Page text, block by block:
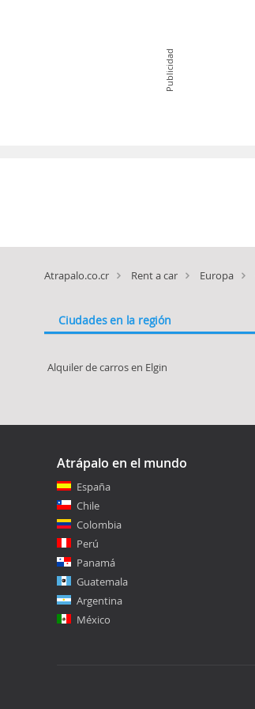
Publicidad
Atrapalo.co.cr Rent a car Europa
Ciudades en la región
Alquiler de carros en Elgin
Atrápalo en el mundo
España
Chile
Colombia
Perú
Panamá
Guatemala
Argentina
México